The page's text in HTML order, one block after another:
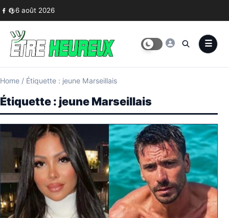
Skip to content
6 août 2026
Home / Étiquette : jeune Marseillais
Étiquette : jeune Marseillais